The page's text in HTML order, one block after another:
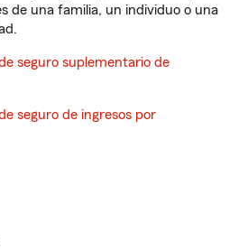
de una familia, un individuo o una
seguro suplementario de
seguro de ingresos por